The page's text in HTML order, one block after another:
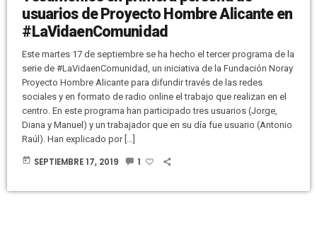
usuarios de Proyecto Hombre Alicante en
#LaVidaenComunidad
Este martes 17 de septiembre se ha hecho el tercer programa de la
serie de #LaVidaenComunidad, un iniciativa de la Fundación Noray
Proyecto Hombre Alicante para difundir través de las redes
sociales y en formato de radio online el trabajo que realizan en el
centro. En este programa han participado tres usuarios (Jorge,
Diana y Manuel) y un trabajador que en su día fue usuario (Antonio
Raúl). Han explicado por […]
today SEPTIEMBRE 17, 2019 1